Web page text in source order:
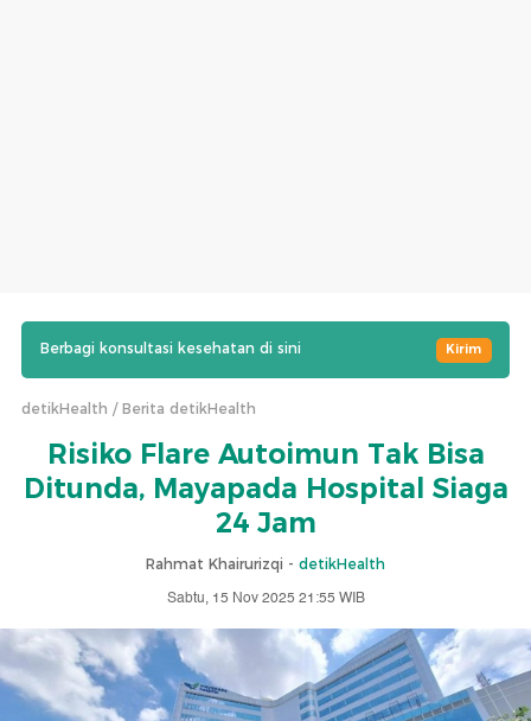
Berbagi konsultasi kesehatan di sini Kirim
detikHealth Berita detikHealth
Risiko Flare Autoimun Tak Bisa
Ditunda, Mayapada Hospital Siaga
24 Jam
Rahmat Khairurizqi - detikHealth
Sabtu, 15 Nov 2025 21:55 WIB